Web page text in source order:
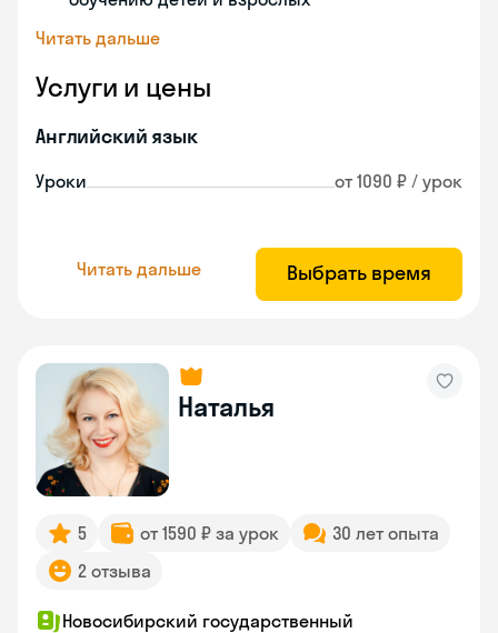
Читать дальше
Услуги и цены
Английский язык
Уроки от 1090 ₽ / урок
Читать дальше Выбрать время
Наталья
5 от 1590 ₽ за урок
30 лет опыта
2 отзыва
Новосибирский государственный